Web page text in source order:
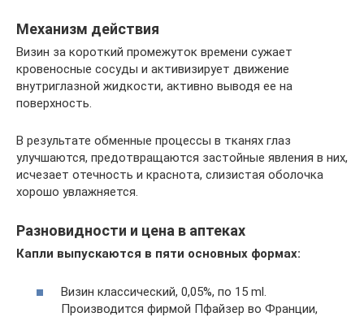
Механизм действия
Визин за короткий промежуток времени сужает
кровеносные сосуды и активизирует движение
внутриглазной жидкости, активно выводя ее на
поверхность.
В результате обменные процессы в тканях глаз
улучшаются, предотвращаются застойные явления в них,
исчезает отечность и краснота, слизистая оболочка
хорошо увлажняется.
Разновидности и цена в аптеках
Капли выпускаются в пяти основных формах:
Визин классический, 0,05%, по 15 ml.
Производится фирмой Пфайзер во Франции,